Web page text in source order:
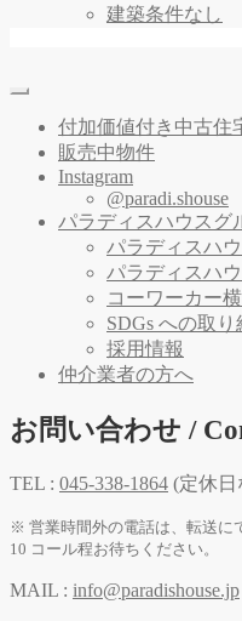
建築条件なし
付加価値付き中古住
販売中物件
Instagram
@paradi.shouse
パラディスハウスグ
パラディスハ
パラディスハ
コーワーカー
SDGs への取り
採用情報
仲介業者の方へ
お問い合わせ /
TEL : 045-338-1864 (定休日
※ 営業時間外の電話は、転送に
10 コール程お待ちください。
MAIL : info@paradishouse.jp